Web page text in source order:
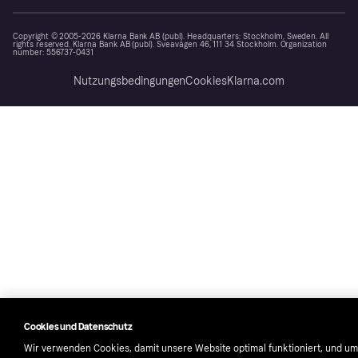
Copyright © 2005-2026 Klarna Bank AB (publ). Headquarters: Stockholm, Sweden. All
rights reserved. Klarna Bank AB (publ). Sveavägen 46, 111 34 Stockholm. Organization
number: 556737-0431
NutzungsbedingungenCookiesKlarna.com
Cookies und Datenschutz
Wir verwenden Cookies, damit unsere Website optimal funktioniert, und um